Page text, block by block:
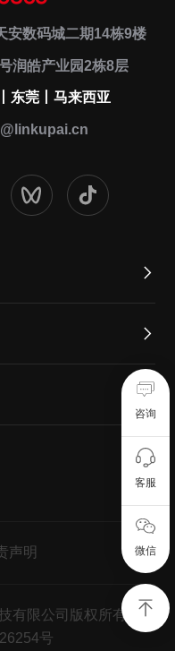
咨询
客服
微信
安数码城二期14栋9楼
润皓产业园2栋8层
东莞丨马来西亚
有限公司版权所有
号
声明